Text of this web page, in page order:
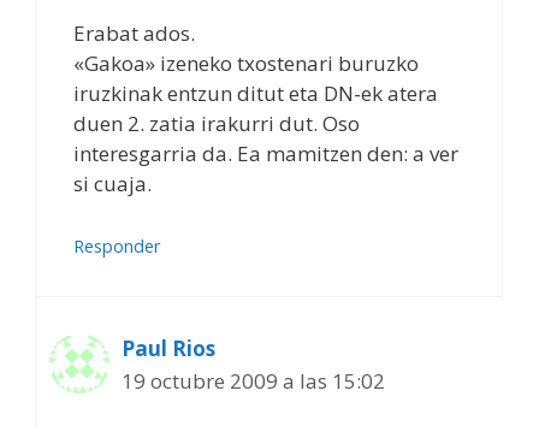
Erabat ados.
«Gakoa» izeneko txostenari buruzko
iruzkinak entzun ditut eta DN-ek atera
duen 2. zatia irakurri dut. Oso
interesgarria da. Ea mamitzen den: a ver
si cuaja.
Responder
Paul Rios
19 octubre 2009 a las 15:02